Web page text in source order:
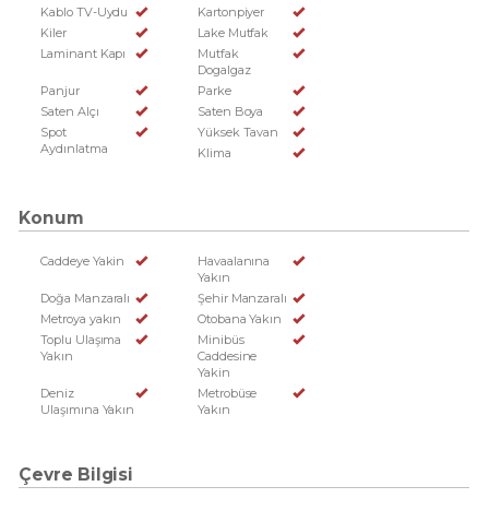
Kablo TV-Uydu
Kartonpiyer
Kiler
Lake Mutfak
Laminant Kapı
Mutfak
Dogalgaz
Panjur
Parke
Saten Alçı
Saten Boya
Spot
Aydınlatma
Yüksek Tavan
Klima
Konum
Caddeye Yakin
Havaalanına
Yakın
Doğa Manzaralı
Şehir Manzaralı
Metroya yakın
Otobana Yakın
Toplu Ulaşıma
Yakın
Minibüs
Caddesine
Yakin
Deniz
Ulaşımına Yakın
Metrobüse
Yakın
Çevre Bilgisi